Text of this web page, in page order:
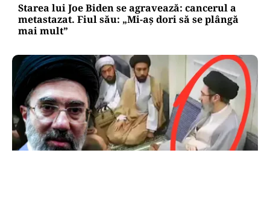
Starea lui Joe Biden se agravează: cancerul a
metastazat. Fiul său: „Mi-aș dori să se plângă
mai mult”